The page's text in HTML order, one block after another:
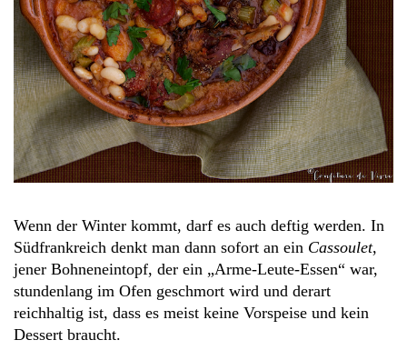
Wenn der Winter kommt, darf es auch deftig werden. In
Südfrankreich denkt man dann sofort an ein Cassoulet,
jener Bohneneintopf, der ein „Arme-Leute-Essen“ war,
stundenlang im Ofen geschmort wird und derart
reichhaltig ist, dass es meist keine Vorspeise und kein
Dessert braucht.